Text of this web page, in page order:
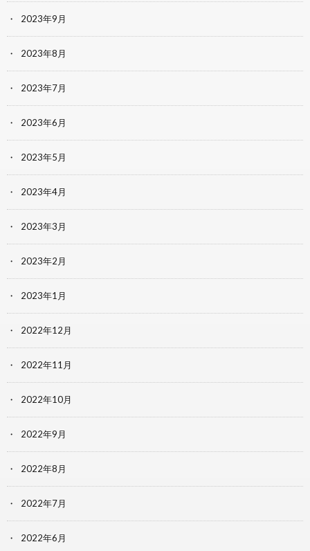
2023年9月
2023年8月
2023年7月
2023年6月
2023年5月
2023年4月
2023年3月
2023年2月
2023年1月
2022年12月
2022年11月
2022年10月
2022年9月
2022年8月
2022年7月
2022年6月